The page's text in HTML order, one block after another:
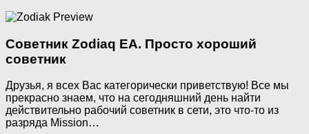
Советник Zodiaq EA. Просто хороший
советник
Друзья, я всех Вас категорически приветствую! Все мы
прекрасно знаем, что на сегодняшний день найти
действительно рабочий советник в сети, это что-то из
разряда Mission…